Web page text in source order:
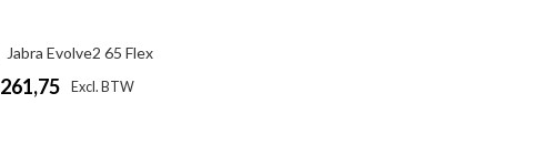
Jabra Evolve2 65 Flex
261,75 Excl. BTW